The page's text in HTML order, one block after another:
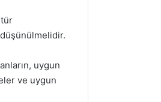
uygun
ve uygun